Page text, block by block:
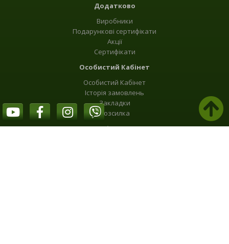
Додатково
Виробники
Подарункові сертифікати
Акції
Сертифікати
Особистий Кабінет
Особистий Кабінет
Історія замовлень
Закладки
Розсилка
Сторінки угод